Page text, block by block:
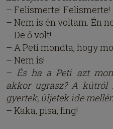
– Felismerte! Felismerte!
– Nem is én voltam. Én
– De ő volt!
– A Peti mondta, hogy
– Nem is!
– És ha a Peti azt
akkor ugrasz? A kútról
gyertek, üljetek ide
– Kaka, pisa, fing!